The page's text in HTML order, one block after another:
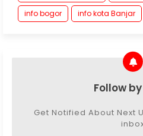
info bogor
info kota Banjar
Follow
Get Notified About Next